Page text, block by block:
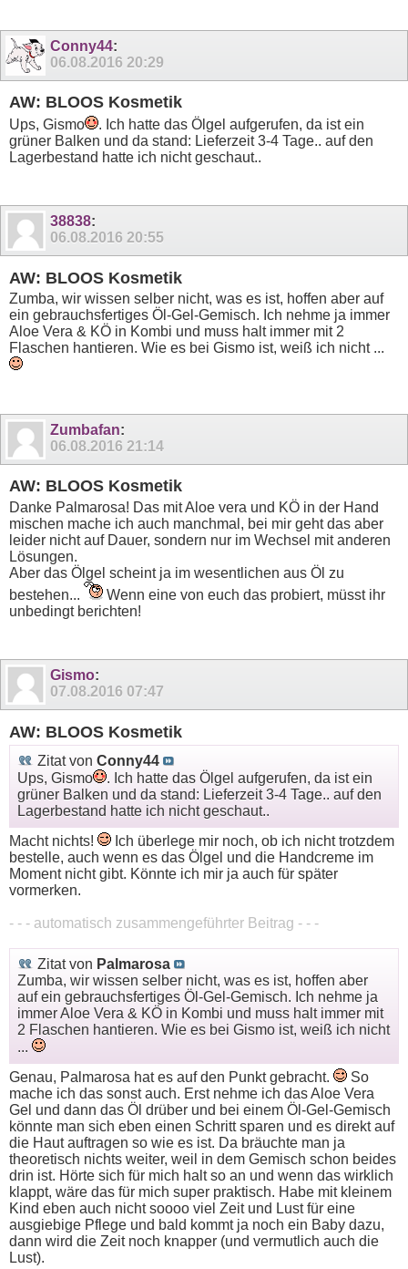
Conny44:
06.08.2016 20:29
AW: BLOOS Kosmetik
Ups, Gismo
. Ich hatte das Ölgel aufgerufen, da ist ein
grüner Balken und da stand: Lieferzeit 3-4 Tage.. auf den
Lagerbestand hatte ich nicht geschaut..
38838:
06.08.2016 20:55
AW: BLOOS Kosmetik
Zumba, wir wissen selber nicht, was es ist, hoffen aber auf
ein gebrauchsfertiges Öl-Gel-Gemisch. Ich nehme ja immer
Aloe Vera & KÖ in Kombi und muss halt immer mit 2
Flaschen hantieren. Wie es bei Gismo ist, weiß ich nicht ...
Zumbafan:
06.08.2016 21:14
AW: BLOOS Kosmetik
Danke Palmarosa! Das mit Aloe vera und KÖ in der Hand
mischen mache ich auch manchmal, bei mir geht das aber
leider nicht auf Dauer, sondern nur im Wechsel mit anderen
Lösungen.
Aber das Ölgel scheint ja im wesentlichen aus Öl zu
bestehen...
Wenn eine von euch das probiert, müsst ihr
unbedingt berichten!
Gismo:
07.08.2016 07:47
AW: BLOOS Kosmetik
Zitat von Conny44
Ups, Gismo
. Ich hatte das Ölgel aufgerufen, da ist ein
grüner Balken und da stand: Lieferzeit 3-4 Tage.. auf den
Lagerbestand hatte ich nicht geschaut..
Macht nichts!
Ich überlege mir noch, ob ich nicht trotzdem
bestelle, auch wenn es das Ölgel und die Handcreme im
Moment nicht gibt. Könnte ich mir ja auch für später
vormerken.
- - - automatisch zusammengeführter Beitrag - - -
Zitat von Palmarosa
Zumba, wir wissen selber nicht, was es ist, hoffen aber
auf ein gebrauchsfertiges Öl-Gel-Gemisch. Ich nehme ja
immer Aloe Vera & KÖ in Kombi und muss halt immer mit
2 Flaschen hantieren. Wie es bei Gismo ist, weiß ich nicht
...
Genau, Palmarosa hat es auf den Punkt gebracht.
So
mache ich das sonst auch. Erst nehme ich das Aloe Vera
Gel und dann das Öl drüber und bei einem Öl-Gel-Gemisch
könnte man sich eben einen Schritt sparen und es direkt auf
die Haut auftragen so wie es ist. Da bräuchte man ja
theoretisch nichts weiter, weil in dem Gemisch schon beides
drin ist. Hörte sich für mich halt so an und wenn das wirklich
klappt, wäre das für mich super praktisch. Habe mit kleinem
Kind eben auch nicht soooo viel Zeit und Lust für eine
ausgiebige Pflege und bald kommt ja noch ein Baby dazu,
dann wird die Zeit noch knapper (und vermutlich auch die
Lust).